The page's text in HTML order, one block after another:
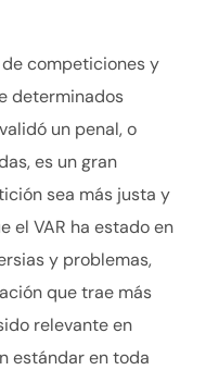
competiciones y
determinados
un penal, o
es un gran
sea más justa y
el VAR ha estado en
y problemas,
que trae más
relevante en
estándar en toda